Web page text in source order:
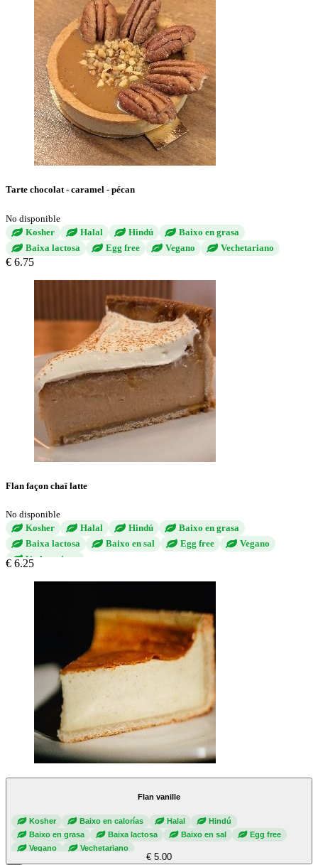
Tarte chocolat - caramel - pécan
No disponible
Kosher
Halal Hindú
Baixo en grasa
Baixa lactosa
Egg free Vegano Vechetariano
€ 6.75
Flan façon chaï latte
No disponible
Kosher
Halal Hindú
Baixo en grasa
Baixa lactosa
Baixo en sal Egg free
Vegano
Vechetariano
€ 6.25
Flan vanille
Kosher Baixo en calorías Halal
Hindú
Baixo en grasa
Baixa lactosa Baixo en sal
Egg free
Vegano
Vechetariano
€ 5.00